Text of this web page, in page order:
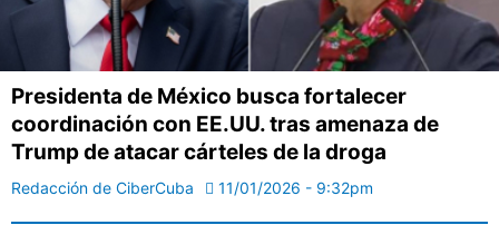
Presidenta de México busca fortalecer
coordinación con EE.UU. tras amenaza de
Trump de atacar cárteles de la droga
Redacción de CiberCuba 11/01/2026 - 9:32pm